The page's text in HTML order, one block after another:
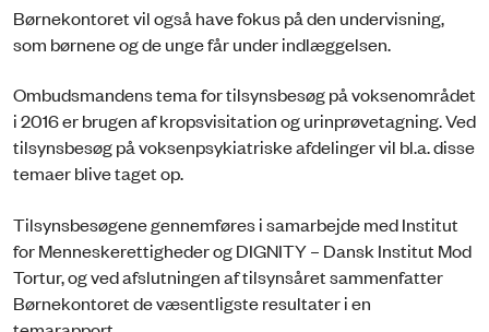
Børnekontoret vil også have fokus på den undervisning,
som børnene og de unge får under indlæggelsen.
Ombudsmandens tema for tilsynsbesøg på voksenområdet
i 2016 er brugen af kropsvisitation og urinprøvetagning. Ved
tilsynsbesøg på voksenpsykiatriske afdelinger vil bl.a. disse
temaer blive taget op.
Tilsynsbesøgene gennemføres i samarbejde med Institut
for Menneskerettigheder og DIGNITY – Dansk Institut Mod
Tortur, og ved afslutningen af tilsynsåret sammenfatter
Børnekontoret de væsentligste resultater i en